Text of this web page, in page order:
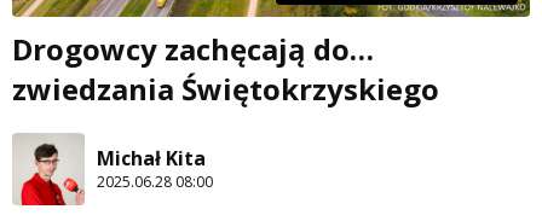
Drogowcy zachęcają do…
zwiedzania Świętokrzyskiego
Michał Kita
2025.06.28 08:00